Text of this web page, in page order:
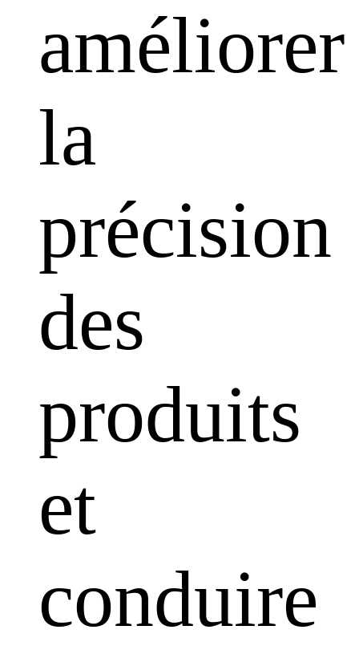
améliorer
la
précision
des
produits
et
conduire